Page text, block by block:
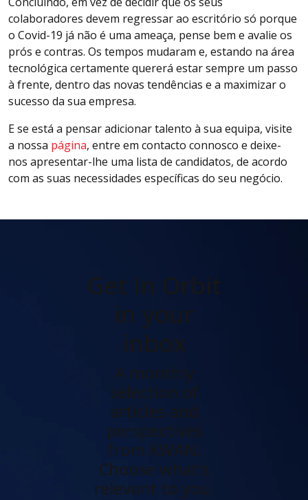
colaboradores devem regressar ao escritório só porque
o Covid-19 já não é uma ameaça, pense bem e avalie os
prós e contras. Os tempos mudaram e, estando na área
tecnológica certamente quererá estar sempre um passo
à frente, dentro das novas tendências e a maximizar o
sucesso da sua empresa.
E se está a pensar adicionar talento à sua equipa, visite
a nossa página, entre em contacto connosco e deixe-
nos apresentar-lhe uma lista de candidatos, de acordo
com as suas necessidades específicas do seu negócio.
Get In Orbit
in your
inbox
A monthly
selection of
articles and
perspectives
from KWAN.
Choose what's
relevant to you.